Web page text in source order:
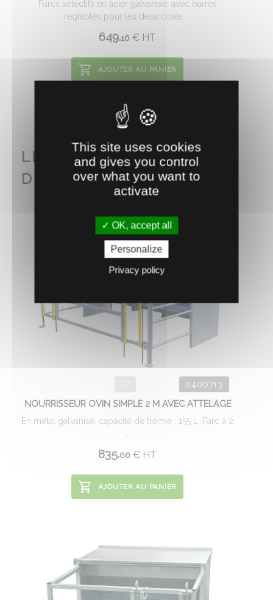
Parcs sélectifs en acier galvanisé, avec barres
réglables pour les deux cotés ...
649.16 € HT
AJOUTER AU PANIER
LES AUTRES PRODUITS
DE LA GAMME
0400713
NOURRISSEUR OVIN SIMPLE 2 M AVEC ATTELAGE
En métal galvanisé, capacité de trémie : 155 L. Parc à 2
835.66 € HT
AJOUTER AU PANIER
This site uses cookies
and gives you control
over what you want to
activate
OK, accept all
Personalize
Privacy policy